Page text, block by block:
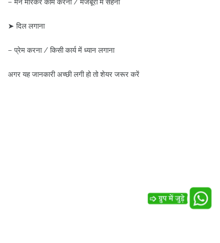
– मन मारकर काम करना / मजबूरी में सहना
➤ दिल लगाना
– प्रेम करना / किसी कार्य में ध्यान लगाना
अगर यह जानकारी अच्छी लगी हो तो शेयर जरूर करें